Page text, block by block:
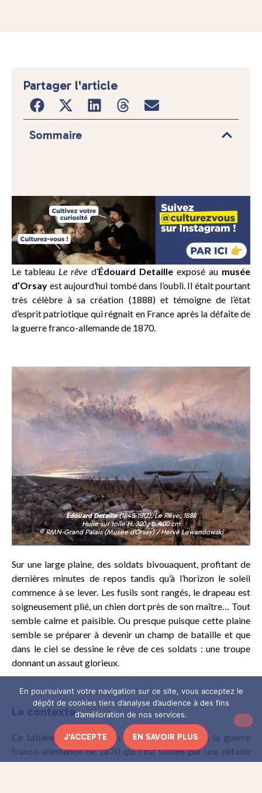
Le tableau Le rêve d’Édouard Detailleexposé au musée
d’Orsay est aujourd’hui tombé dans l’oubli. Il était pourtant
très célèbre à sa création (1888) et témoigne de l’état
d’esprit patriotique qui régnait en France après la défaite de
la guerre franco-allemande de 1870.
Edouard Detaille(1848-1912),Le Rêve, 1888
Huile sur toile H. 300 ; L. 400 cm
© RMN-Grand Palais (Musée d’Orsay) / Hervé Lewandowski
Sur une large plaine, des soldats bivouaquent, profitant de
dernières minutes de repos tandis qu’à l’horizon le soleil
commence à se lever. Les fusils sont rangés, le drapeau est
soigneusement plié, un chien dort près de son maître… Tout
semble calme et paisible. Ou presque puisque cette plaine
semble se préparer à devenir un champ de bataille et que
dans le ciel se dessine le rêve de ces soldats : une troupe
donnant un assaut glorieux.
Le contexte
Ce tableau a été peint en 1888 soit peu après la guerre
franco-allemande de 1870 qui s’est soldée par une défaite
française. Les soldats représentés sur cette toile sont de
Partager l'article
Sommaire
En poursuivant votre navigation sur ce site, vous acceptez le
dépôt de cookies tiers d’analyse d’audience à des fins
d’amélioration de nos services.
J'ACCEPTE EN SAVOIR PLUS